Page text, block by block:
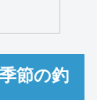
節の釣